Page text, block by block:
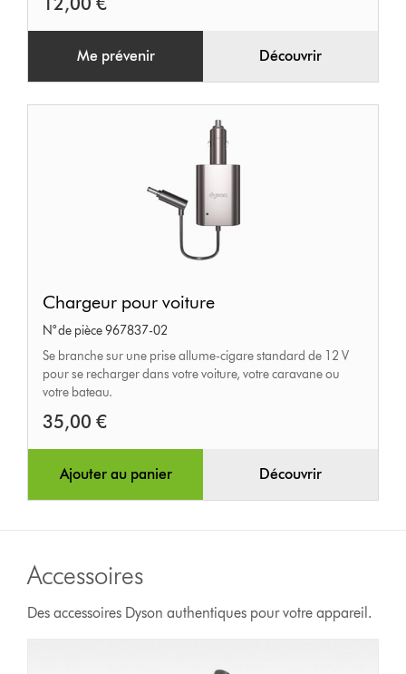
Me prévenir Découvrir
pour
voiture
Chargeur pour voiture
N° de pièce 967837-02
Se branche sur une prise allume-cigare standard de 12 V
pour se recharger dans votre voiture, votre caravane ou
votre bateau.
35,00 €
Ajouter au panier Découvrir
Accessoires
Des accessoires Dyson authentiques pour votre appareil.